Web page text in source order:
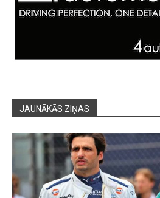
JAUNĀKĀS ZIŅAS